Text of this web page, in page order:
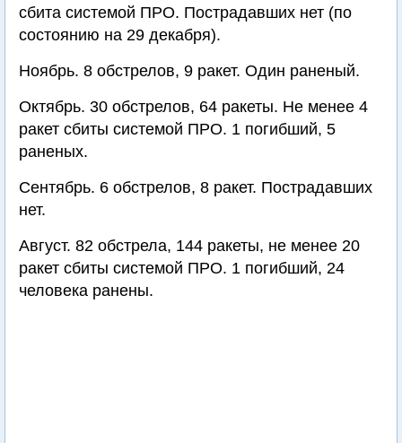
сбита системой ПРО. Пострадавших нет (по
состоянию на 29 декабря).
Ноябрь. 8 обстрелов, 9 ракет. Один раненый.
Октябрь. 30 обстрелов, 64 ракеты. Не менее 4
ракет сбиты системой ПРО. 1 погибший, 5
раненых.
Сентябрь. 6 обстрелов, 8 ракет. Пострадавших
нет.
Август. 82 обстрела, 144 ракеты, не менее 20
ракет сбиты системой ПРО. 1 погибший, 24
человека ранены.